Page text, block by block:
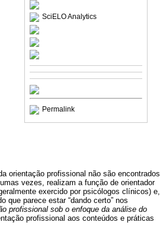
SciELO Analytics
Permalink
orientação profissional não são encontrados
vezes, realizam a função de orientador
exercido por psicólogos clínicos) e,
parece estar “dando certo” nos
profissional sob o enfoque da análise do
profissional aos conteúdos e práticas